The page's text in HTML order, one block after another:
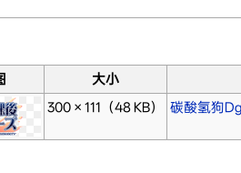
大小
300 × 111 （48 KB） 碳酸氢狗